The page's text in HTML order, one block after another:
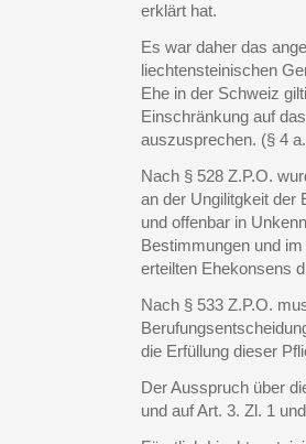
erklärt hat.
Es war daher das
liechtensteinischen
Ehe in der Schweiz
Einschränkung auf
auszusprechen. (§ 4
Nach § 528 Z.P.O.
an der Ungilitgkeit der
und offenbar in
Bestimmungen und
erteilten Ehekonsens
Nach § 533 Z.P.O.
die Erfüllung dieser
Der Ausspruch über
und auf Art. 3. Zl. 1